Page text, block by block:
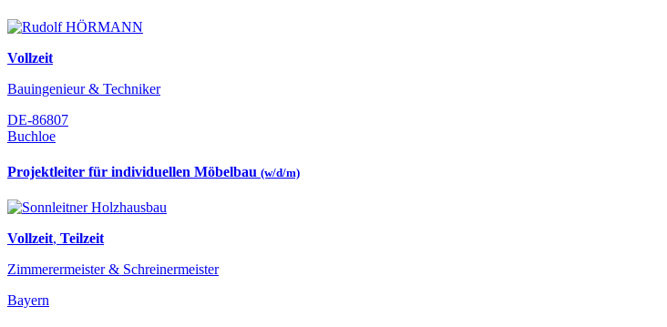
Vollzeit
Bauingenieur & Techniker
DE-86807
Buchloe
Projektleiter für individuellen Möbelbau (w/d/m)
Vollzeit, Teilzeit
Zimmerermeister & Schreinermeister
Bayern